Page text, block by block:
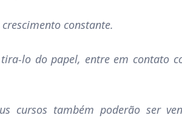
constante.
lo do papel, entre em contato
cursos também poderão ser